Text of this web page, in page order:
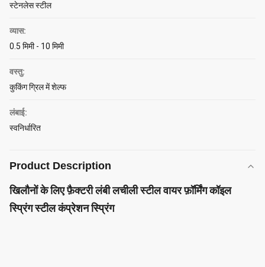
स्टेनलेस स्टील
व्यास:
0.5 मिमी - 10 मिमी
वस्तु:
कुकिंग ग्रिल में शेल्फ
लंबाई:
स्वनिर्धारित
Product Description
खिलौनों के लिए फ़ैक्टरी लंबी लचीली स्टील वायर फ़ॉर्मिंग कॉइल
स्प्रिंग स्टील कंप्रेशन स्प्रिंग